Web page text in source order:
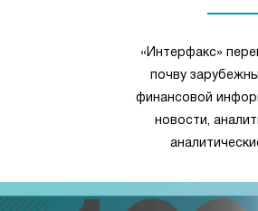
«Интерфакс»
почву
финансовой
новости,